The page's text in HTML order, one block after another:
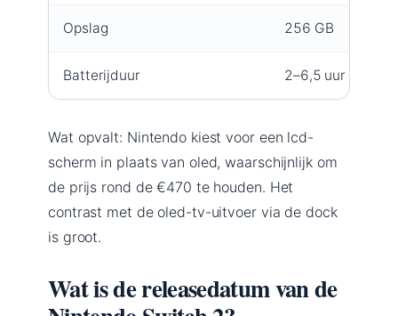
Opslag 256 GB
Batterijduur 2–6,5 uur (5220
Wat opvalt: Nintendo kiest voor een lcd-
scherm in plaats van oled, waarschijnlijk om
de prijs rond de €470 te houden. Het
contrast met de oled-tv-uitvoer via de dock
is groot.
Wat is de releasedatum van de